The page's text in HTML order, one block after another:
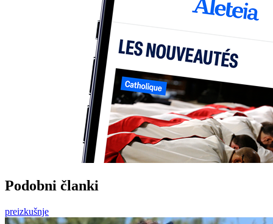
Podobni članki
preizkušnje